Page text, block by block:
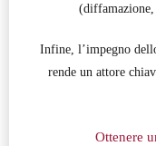
Infine, l’impegno
rende un attore
Ottenere